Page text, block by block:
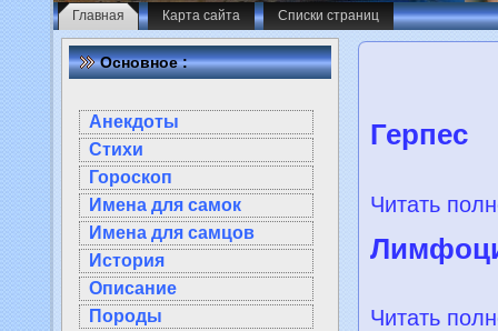
Главная Карта сайта Списки страниц
Основное :
Анекдоты
Стихи
Гороскоп
Имена для самок
Имена для самцов
История
Описание
Породы
Герпес
Читать
Читать